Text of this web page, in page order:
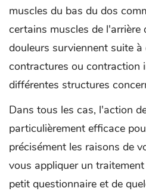
muscles du bas du dos
certains muscles de l'arrière
douleurs surviennent suite à
contractures ou contraction
différentes structures
Dans tous les cas, l'action
particulièrement efficace
précisément les raisons de
vous appliquer un
petit questionnaire et de